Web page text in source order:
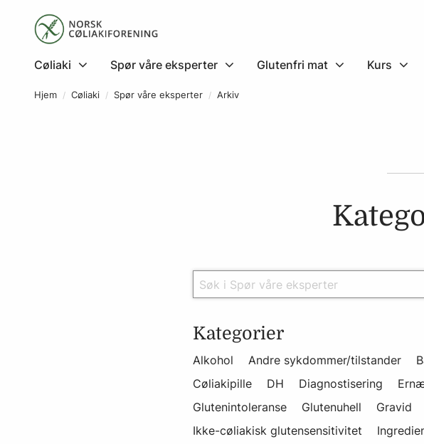
Cøliaki Spør våre eksperter Glutenfri mat Kurs
Hjem Cøliaki Spør våre eksperter Arkiv
Kategorier
Alkohol Andre sykdommer/tilstander
Cøliakipille
DH Diagnostisering
Glutenintoleranse
Glutenuhell Gravid
Ikke-cøliakisk glutensensitivitet